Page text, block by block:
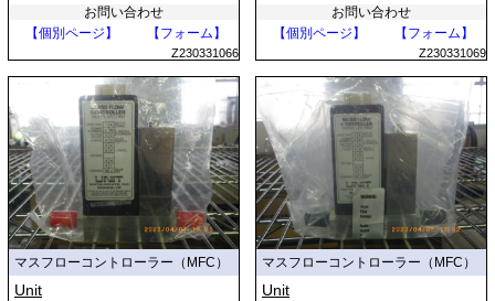
お問い合わせ
【個別ページ】
【フォーム】
Z230331066
お問い合わせ
【個別ページ】
【フォーム】
Z230331069
マスフローコントローラー（MFC）
Unit
マスフローコントローラー（MFC）
Unit